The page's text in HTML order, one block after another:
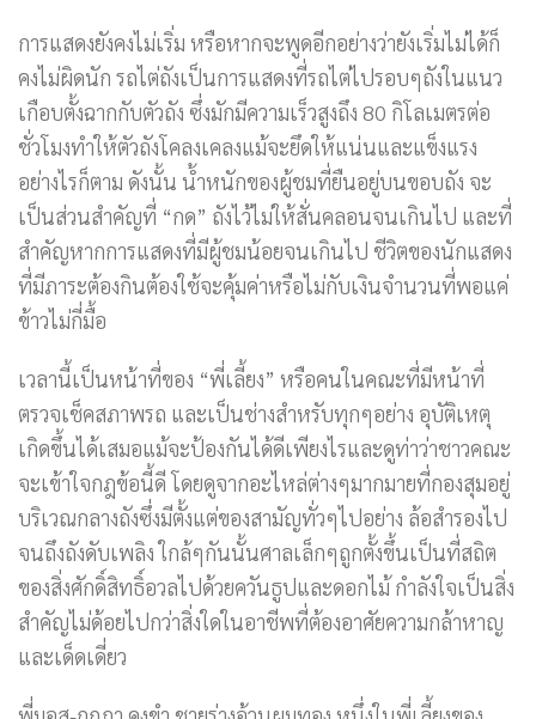
การแสดงยังคงไม่เริ่ม หรือหากจะพูดอีกอย่างว่ายังเริ่มไม่ได้ก็
คงไม่ผิดนัก รถไต่ถังเป็นการแสดงที่รถไต่ไปรอบๆถังในแนว
เกือบตั้งฉากกับตัวถัง ซึ่งมักมีความเร็วสูงถึง 80 กิโลเมตรต่อ
ชั่วโมงทำให้ตัวถังโคลงเคลงแม้จะยึดให้แน่นและแข็งแรง
อย่างไรก็ตาม ดังนั้น น้ำหนักของผู้ชมที่ยืนอยู่บนขอบถัง จะ
เป็นส่วนสำคัญที่ “กด” ถังไว้ไม่ให้สั่นคลอนจนเกินไป และที่
สำคัญหากการแสดงที่มีผู้ชมน้อยจนเกินไป ชีวิตของนักแสดง
ที่มีภาระต้องกินต้องใช้จะคุ้มค่าหรือไม่กับเงินจำนวนที่พอแค่
ข้าวไม่กี่มื้อ
เวลานี้เป็นหน้าที่ของ “พี่เลี้ยง” หรือคนในคณะที่มีหน้าที่
ตรวจเช็คสภาพรถ และเป็นช่างสำหรับทุกๆอย่าง อุบัติเหตุ
เกิดขึ้นได้เสมอแม้จะป้องกันได้ดีเพียงไรและดูท่าว่าชาวคณะ
จะเข้าใจกฎข้อนี้ดี โดยดูจากอะไหล่ต่างๆมากมายที่กองสุมอยู่
บริเวณกลางถังซึ่งมีตั้งแต่ของสามัญทั่วๆไปอย่าง ล้อสำรองไป
จนถึงถังดับเพลิง ใกล้ๆกันนั้นศาลเล็กๆถูกตั้งขึ้นเป็นที่สถิต
ของสิ่งศักดิ์สิทธิ์อวลไปด้วยควันธูปและดอกไม้ กำลังใจเป็นสิ่ง
สำคัญไม่ด้อยไปกว่าสิ่งใดในอาชีพที่ต้องอาศัยความกล้าหาญ
และเด็ดเดี่ยว